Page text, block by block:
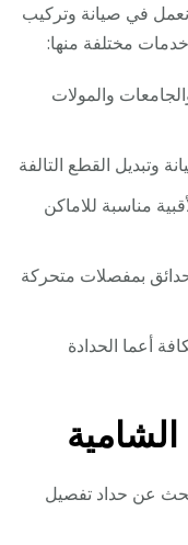
في صيانة وتركيب
مختلفة منها:
والمولات
وتبديل القطع التالفة
مناسبة للاماكن
بمفصلات متحركة
أعما الحدادة
عن حداد تفصيل